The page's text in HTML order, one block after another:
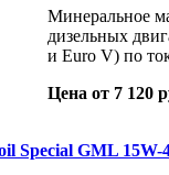
Минеральное
дизельных
и Euro V) по
Цена от 7 120
Special GML 15W-